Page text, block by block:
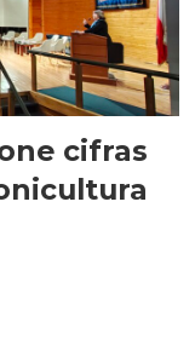
cifras